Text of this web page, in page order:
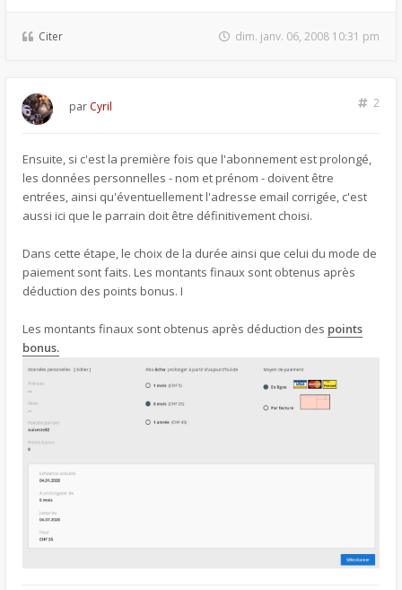
Citer dim. janv. 06, 2008 10:31 pm
2
par Cyril
Ensuite, si c'est la première fois que l'abonnement est prolongé,
les données personnelles - nom et prénom - doivent être
entrées, ainsi qu'éventuellement l'adresse email corrigée, c'est
aussi ici que le parrain doit être définitivement choisi.
Dans cette étape, le choix de la durée ainsi que celui du mode de
paiement sont faits. Les montants finaux sont obtenus après
déduction des points bonus. I
Les montants finaux sont obtenus après déduction des points
bonus.